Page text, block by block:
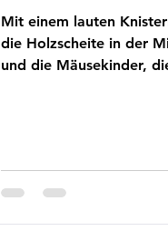
Mit einem lauten
die Holzscheite in der
und die Mäusekinder,